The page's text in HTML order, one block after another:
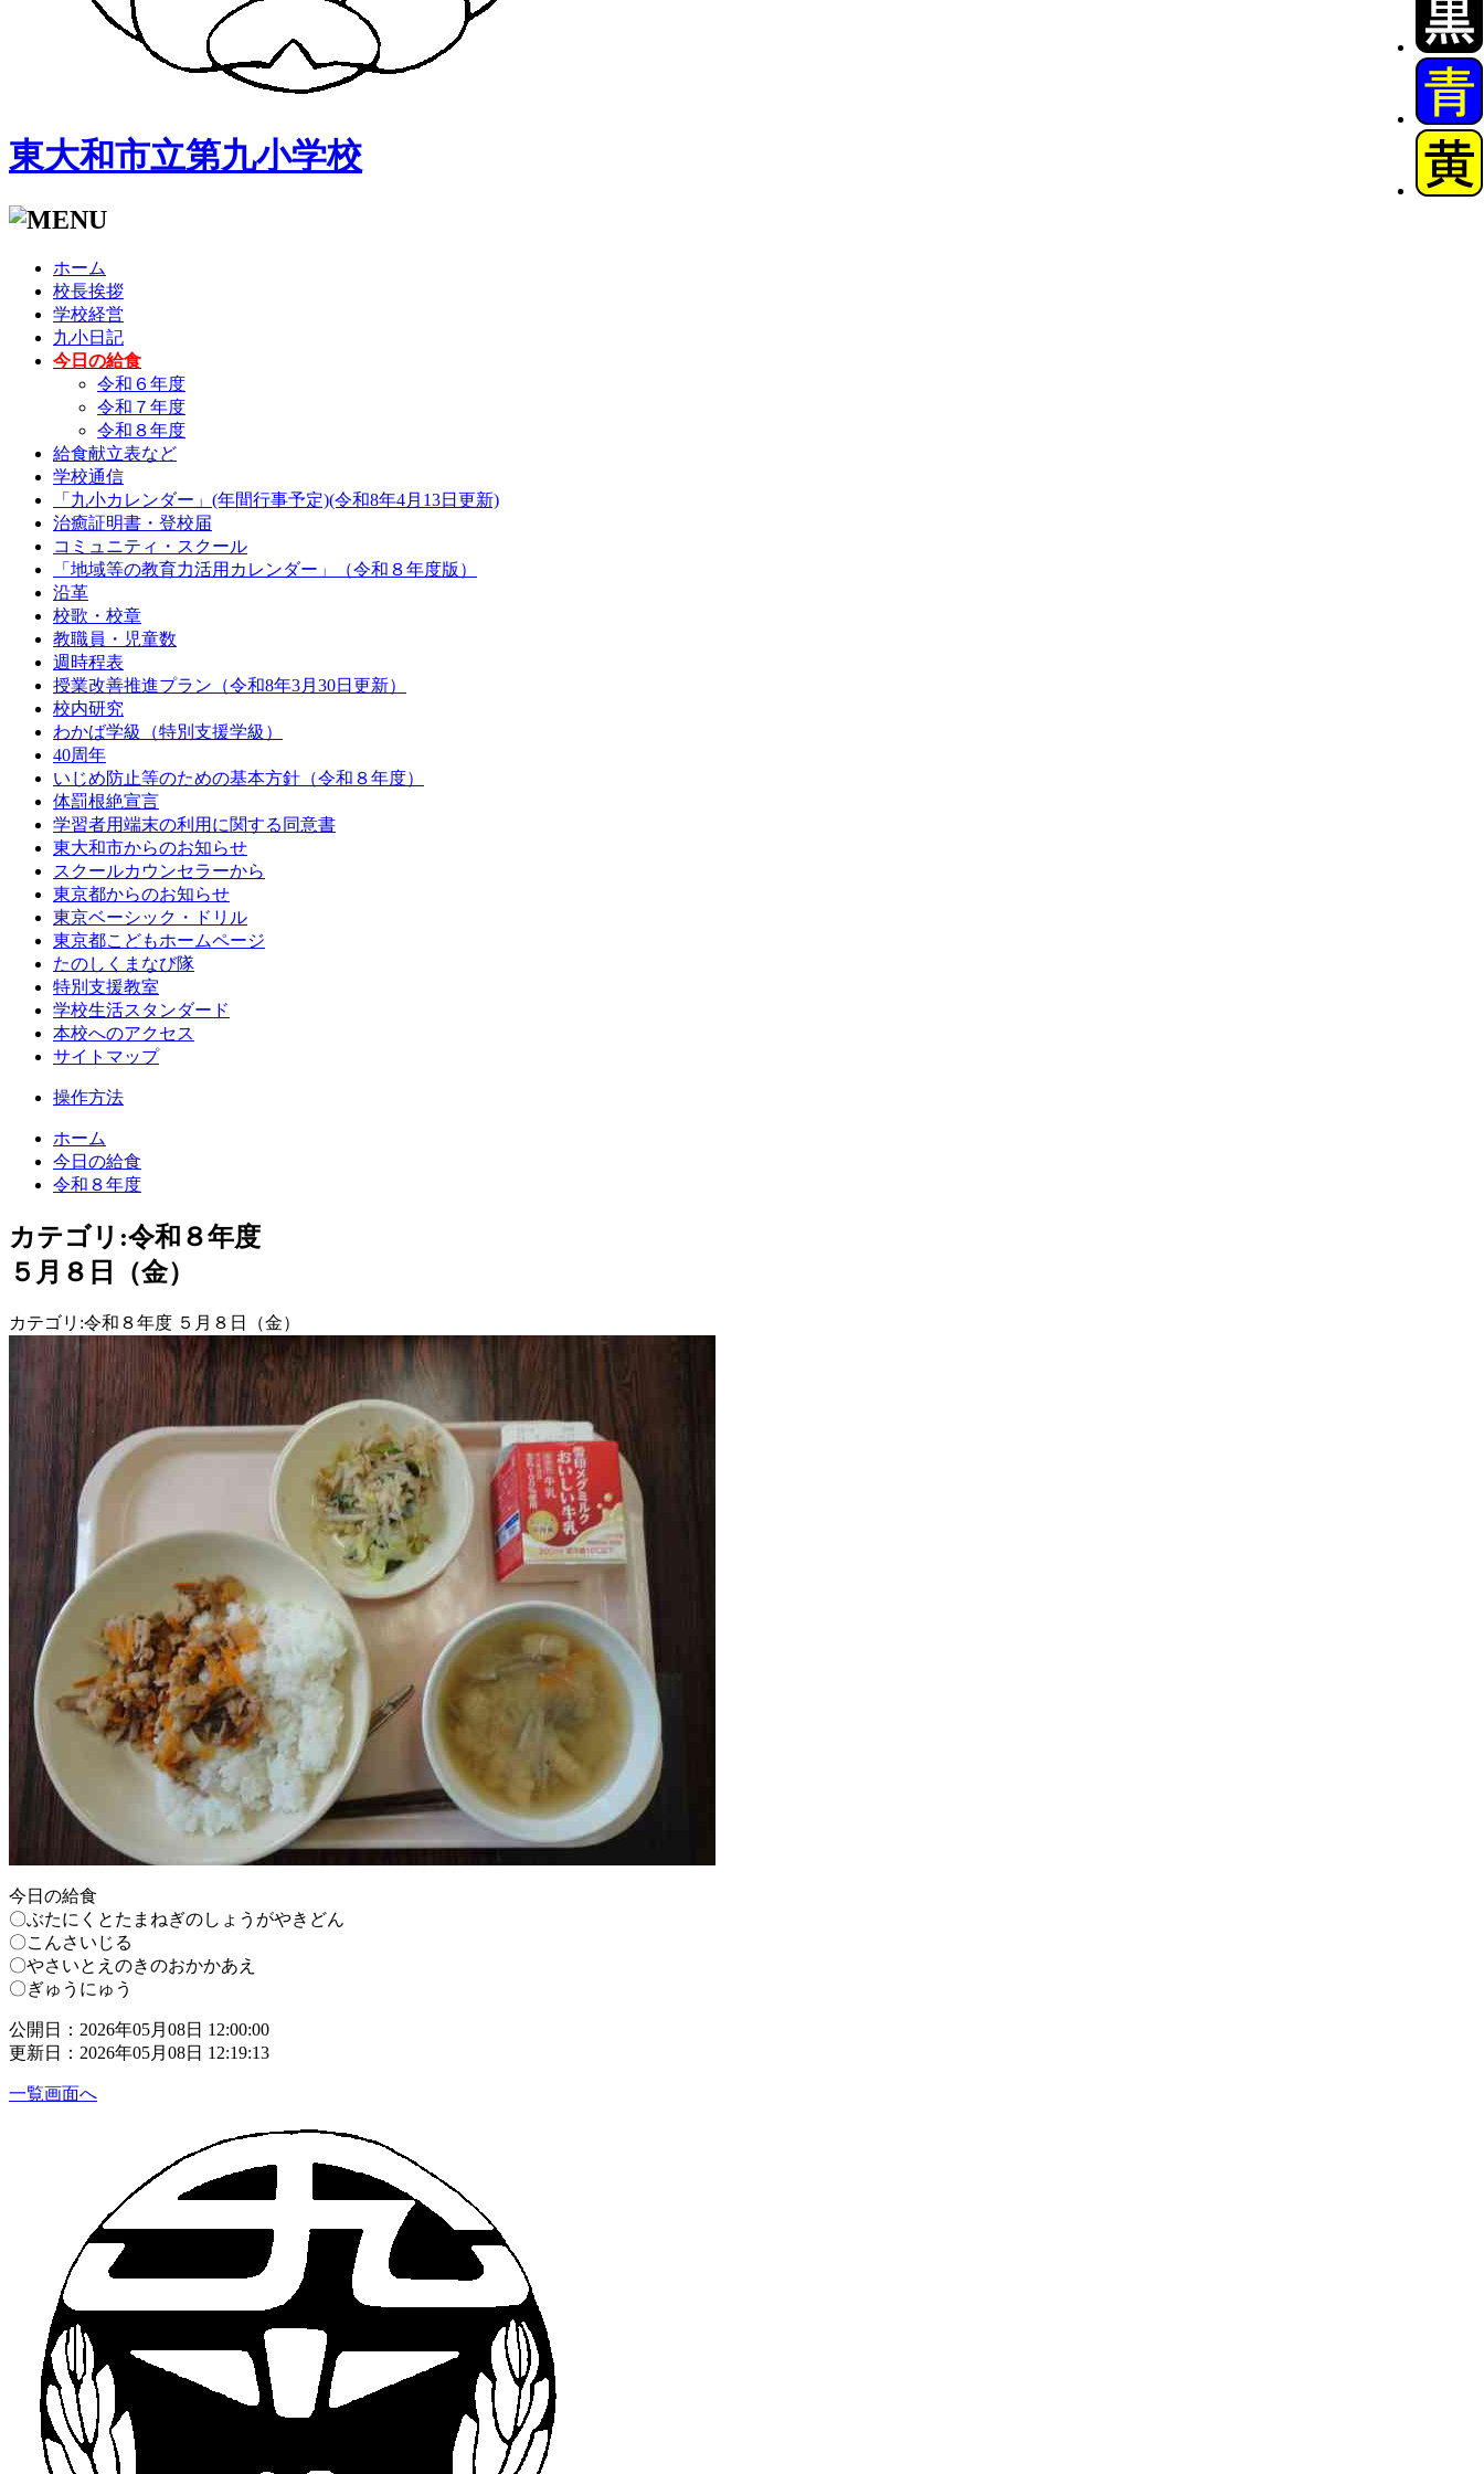
東大和市立第九小学校
ホーム
校長挨拶
学校経営
九小日記
今日の給食
令和６年度
令和７年度
令和８年度
給食献立表など
学校通信
「九小カレンダー」(年間行事予定)(令和8年4月13日更新)
治癒証明書・登校届
コミュニティ・スクール
「地域等の教育力活用カレンダー」（令和８年度版）
沿革
校歌・校章
教職員・児童数
週時程表
授業改善推進プラン（令和8年3月30日更新）
校内研究
わかば学級（特別支援学級）
40周年
いじめ防止等のための基本方針（令和８年度）
体罰根絶宣言
学習者用端末の利用に関する同意書
東大和市からのお知らせ
スクールカウンセラーから
東京都からのお知らせ
東京ベーシック・ドリル
東京都こどもホームページ
たのしくまなび隊
特別支援教室
学校生活スタンダード
本校へのアクセス
サイトマップ
操作方法
ホーム
今日の給食
令和８年度
カテゴリ:令和８年度
５月８日（金）
カテゴリ:令和８年度 ５月８日（金）
今日の給食
〇ぶたにくとたまねぎのしょうがやきどん
〇こんさいじる
〇やさいとえのきのおかかあえ
〇ぎゅうにゅう
公開日：2026年05月08日 12:00:00
更新日：2026年05月08日 12:19:13
一覧画面へ